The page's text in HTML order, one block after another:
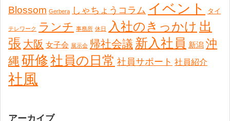
Blossom Gerbera しゃちょうコラム イベント タイ
テレワーク ランチ 事務所 休日 入社のきっかけ 出
張 大阪 女子会 展示会 帰社会議 新入社員 新潟 沖
縄 研修社員の日常 社員サポート 社員紹介
社風
アーカイブ